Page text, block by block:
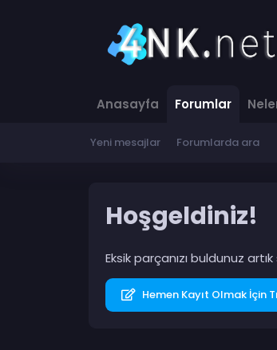
Anasayfa Forumlar
Yeni mesajlar Forumlarda ara
Hoşgeldiniz!
Eksik parçanızı buldunuz
Hemen Kayıt Olmak İçin